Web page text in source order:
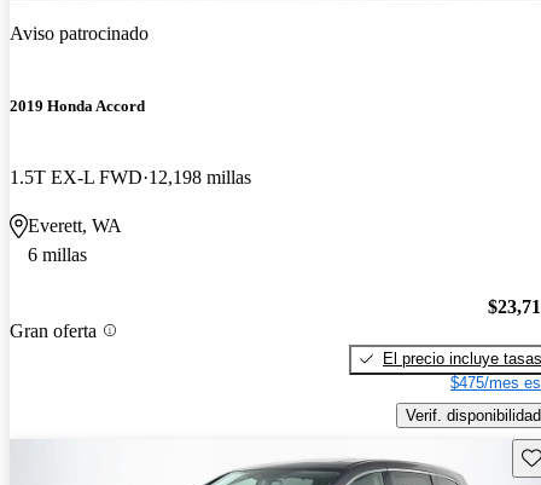
Aviso patrocinado
2019 Honda Accord
1.5T EX-L FWD 12,198 millas
Everett, WA
6 millas
Gran oferta
El precio incluye tasas
$475/mes
Verif. disponibilidad